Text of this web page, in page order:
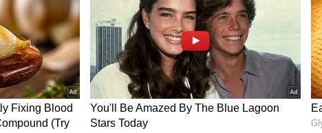
இரண்டு ஸ்மாட்போன்களும் ஆண்டிராய்டு
8.0 கொண்டவை. இரண்டிலும் 100W வயர்டு
5,200mAh பேட்டரியும் உள்ளது.
அம்சங்கள்:
இன்ச் முழு ஹெ.டி. பிளஸ் AMOLED திரையைக்
ஜி.பி.ஊ., 8GB RAM மற்றும் 256GB ஸ்டோரேஜ்,